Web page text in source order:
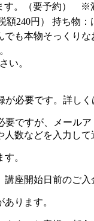
す。（要予約） ※
額240円） 持ち物：
も本物そっくり
い。
が必要です。詳しく
要ですが、メー
数などを入力して
。
座開始日前のご入
ります。